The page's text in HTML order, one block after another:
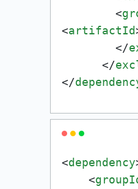
<
<artifactId
</
</
</
<dependency
<